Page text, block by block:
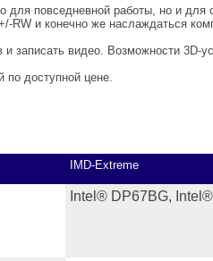
для повседневной работы, но и для
и конечно же наслаждаться
записать видео. Возможности 3D-
доступной цене.
IMD-Extreme
Intel® DP67BG,